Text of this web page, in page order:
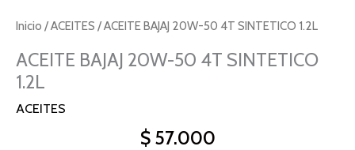
Inicio /ACEITES / ACEITE BAJAJ 20W-50 4T SINTETICO 1.2L
ACEITE BAJAJ 20W-50 4T SINTETICO
1.2L
ACEITES
$57.000